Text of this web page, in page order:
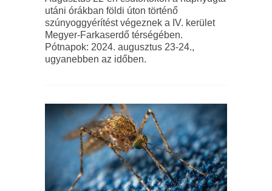
utáni órákban földi úton történő
szúnyoggyérítést végeznek a IV. kerület
Megyer-Farkaserdő térségében.
Pótnapok: 2024. augusztus 23-24.,
ugyanebben az időben.